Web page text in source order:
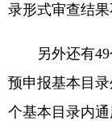
录形式审查结果
另外还有49
预申报基本目
个基本目录内